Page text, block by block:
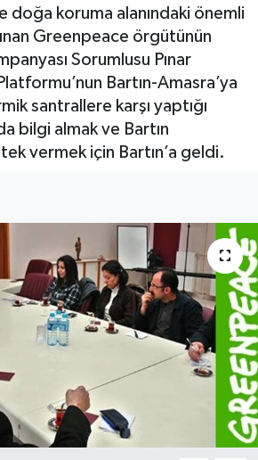
doğa koruma alanındaki önemli
Greenpeace örgütünün
Sorumlusu Pınar
Bartın-Amasra’ya
santrallere karşı yaptığı
bilgi almak ve Bartın
vermek için Bartın’a geldi.